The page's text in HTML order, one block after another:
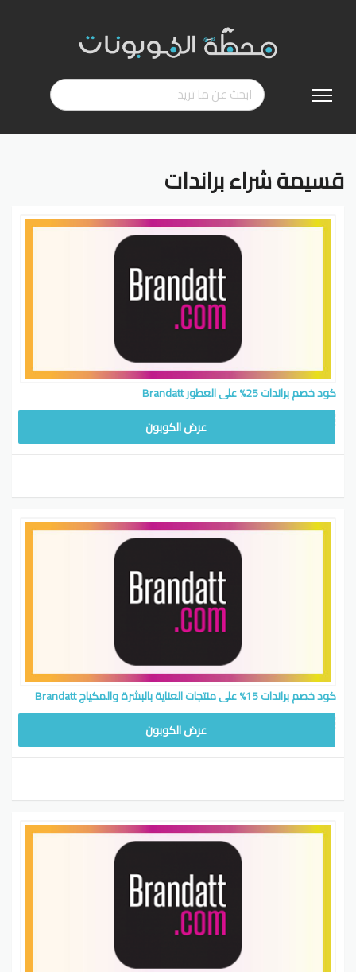
إلى
قسيمة شراء براندات
كود خصم براندات 25% على العطور Brandatt
عرض الكوبون
كود خصم براندات 15% على منتجات العناية بالبشرة والمكياج Brandatt
عرض الكوبون